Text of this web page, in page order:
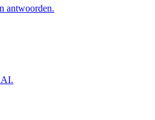
antwoorden.
AI.